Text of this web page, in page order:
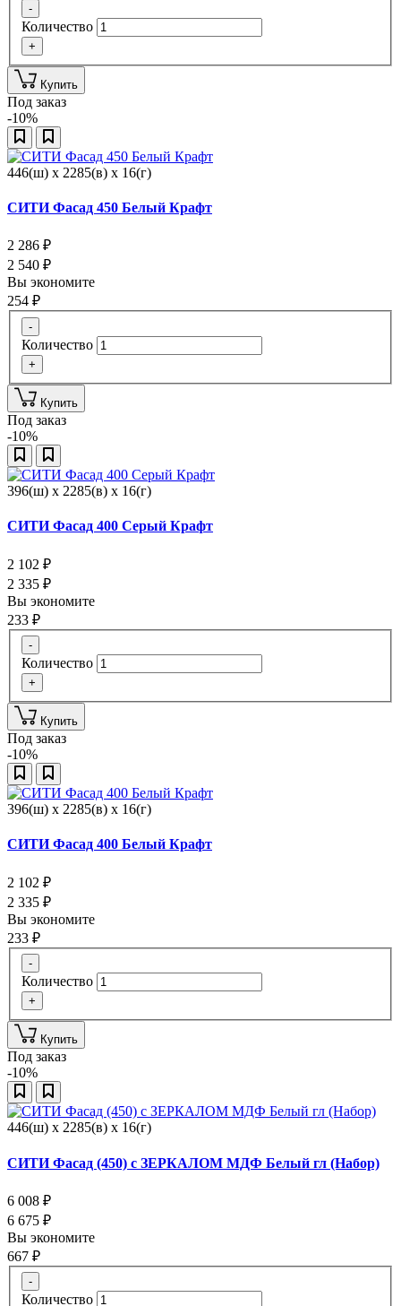
-
Количество
+
Купить
Под заказ
-10%
446(ш) x 2285(в) x 16(г)
СИТИ Фасад 450 Белый Крафт
2 286 ₽
2 540 ₽
Вы экономите
254 ₽
-
Количество
+
Купить
Под заказ
-10%
396(ш) x 2285(в) x 16(г)
СИТИ Фасад 400 Серый Крафт
2 102 ₽
2 335 ₽
Вы экономите
233 ₽
-
Количество
+
Купить
Под заказ
-10%
396(ш) x 2285(в) x 16(г)
СИТИ Фасад 400 Белый Крафт
2 102 ₽
2 335 ₽
Вы экономите
233 ₽
-
Количество
+
Купить
Под заказ
-10%
446(ш) x 2285(в) x 16(г)
СИТИ Фасад (450) с ЗЕРКАЛОМ МДФ Белый гл (Набор)
6 008 ₽
6 675 ₽
Вы экономите
667 ₽
-
Количество